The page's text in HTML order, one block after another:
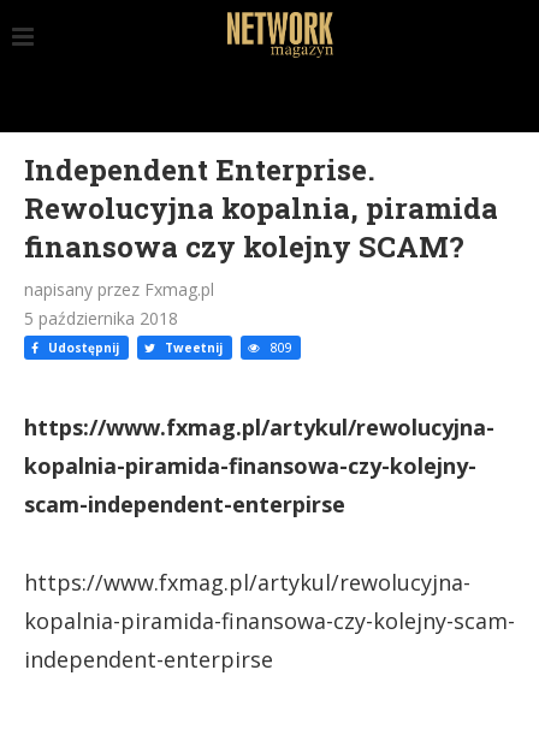
Independent Enterprise.
Rewolucyjna kopalnia, piramida
finansowa czy kolejny SCAM?
napisany przez Fxmag.pl
5 października 2018
Udostępnij Tweetnij 809
https://www.fxmag.pl/artykul/rewolucyjna-
kopalnia-piramida-finansowa-czy-kolejny-
scam-independent-enterpirse
https://www.fxmag.pl/artykul/rewolucyjna-
kopalnia-piramida-finansowa-czy-kolejny-scam-
independent-enterpirse